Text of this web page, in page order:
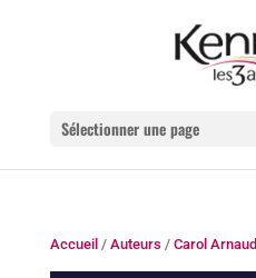
Sélectionner une page
Accueil / Auteurs / Carol Arnaud